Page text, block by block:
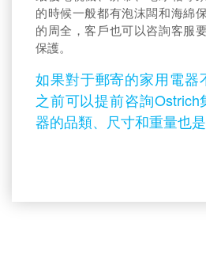
的時候一般都有泡沫闆和海綿
的周全，客戶也可以咨詢客服
保護。
如果對于郵寄的家用電器
之前可以提前咨詢
器的品類、尺寸和重量也是